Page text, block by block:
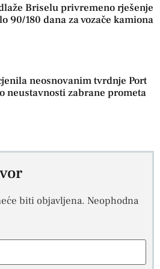
Briselu privremeno rješenje
90/180 dana za vozače kamiona
neosnovanim tvrdnje Port
neustavnosti zabrane prometa
biti objavljena. Neophodna